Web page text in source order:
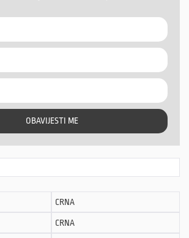
OBAVIJESTI ME
CRNA
CRNA